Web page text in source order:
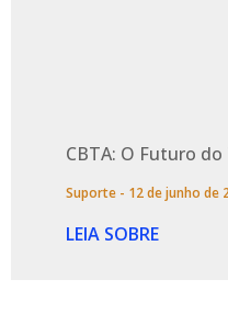
CBTA: O Futuro
Suporte 12 de junho de
LEIA SOBRE